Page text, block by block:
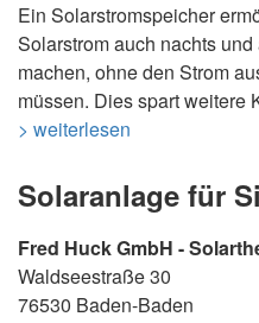
Ein Solarstromspeicher
Solarstrom auch nachts
machen, ohne den Strom
müssen. Dies spart weitere
> weiterlesen
Solaranlage für
Fred Huck GmbH -
Waldseestraße 30
76530 Baden-Baden